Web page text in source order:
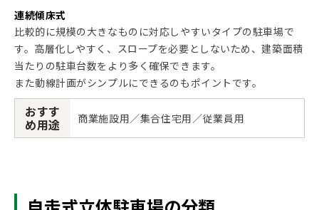
連続傾床式
比較的に規模の大きなものに対応しやすいタイプの駐車場で
す。高層化しやすく、スロープを必要としないため、建築面積
当たりの駐車台数をより多く確保できます。
また動線計画がシンプルにできるのもポイントです。
おすす
め用途 商業施設用／集合住宅用／従業員用